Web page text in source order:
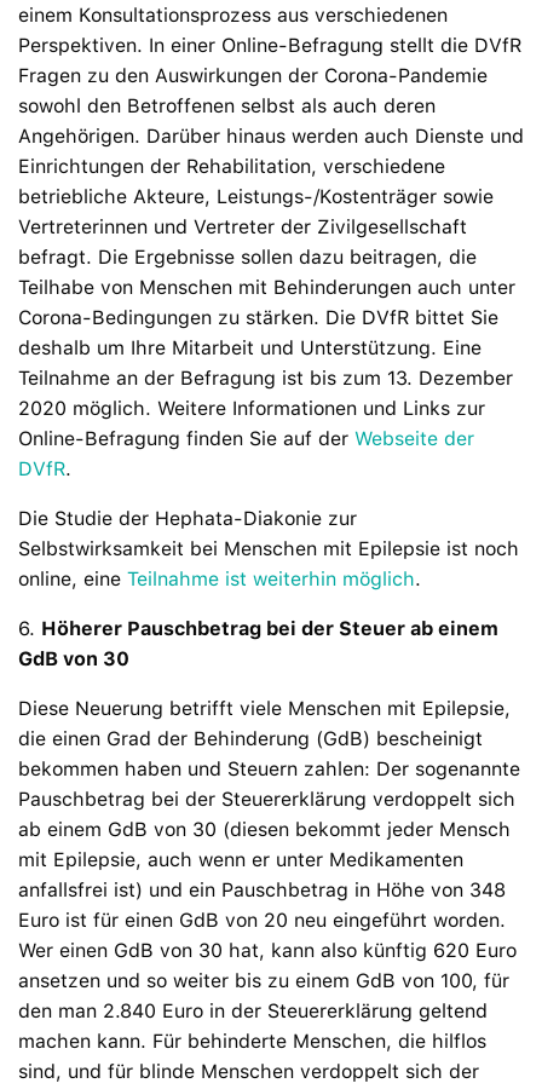
einem Konsultationsprozess aus verschiedenen
Perspektiven. In einer Online-Befragung stellt die DVfR
Fragen zu den Auswirkungen der Corona-Pandemie
sowohl den Betroffenen selbst als auch deren
Angehörigen. Darüber hinaus werden auch Dienste und
Einrichtungen der Rehabilitation, verschiedene
betriebliche Akteure, Leistungs-/Kostenträger sowie
Vertreterinnen und Vertreter der Zivilgesellschaft
befragt. Die Ergebnisse sollen dazu beitragen, die
Teilhabe von Menschen mit Behinderungen auch unter
Corona-Bedingungen zu stärken. Die DVfR bittet Sie
deshalb um Ihre Mitarbeit und Unterstützung. Eine
Teilnahme an der Befragung ist bis zum 13. Dezember
2020 möglich. Weitere Informationen und Links zur
Online-Befragung finden Sie auf der Webseite der
DVfR.
Die Studie der Hephata-Diakonie zur
Selbstwirksamkeit bei Menschen mit Epilepsie ist noch
online, eine Teilnahme ist weiterhin möglich.
6. Höherer Pauschbetrag bei der Steuer ab einem
GdB von 30
Diese Neuerung betrifft viele Menschen mit Epilepsie,
die einen Grad der Behinderung (GdB) bescheinigt
bekommen haben und Steuern zahlen: Der sogenannte
Pauschbetrag bei der Steuererklärung verdoppelt sich
ab einem GdB von 30 (diesen bekommt jeder Mensch
mit Epilepsie, auch wenn er unter Medikamenten
anfallsfrei ist) und ein Pauschbetrag in Höhe von 348
Euro ist für einen GdB von 20 neu eingeführt worden.
Wer einen GdB von 30 hat, kann also künftig 620 Euro
ansetzen und so weiter bis zu einem GdB von 100, für
den man 2.840 Euro in der Steuererklärung geltend
machen kann. Für behinderte Menschen, die hilflos
sind, und für blinde Menschen verdoppelt sich der